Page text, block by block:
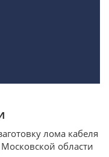
лома кабеля
области